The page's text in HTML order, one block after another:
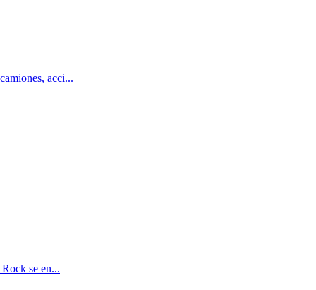
acci...
se en...